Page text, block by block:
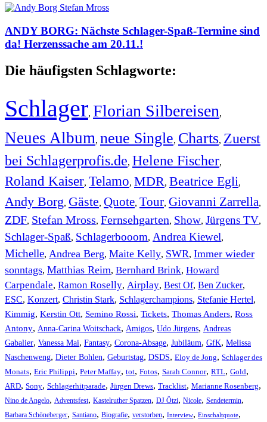
ANDY BORG: Nächste Schlager-Spaß-Termine sind
da! Herzenssache am 20.11.!
Die häufigsten Schlagworte:
Schlager, Florian Silbereisen,
Neues Album, neue Single, Charts, Zuerst
bei Schlagerprofis.de, Helene Fischer,
Roland Kaiser, Telamo, MDR, Beatrice Egli,
Andy Borg, Gäste, Quote, Tour, Giovanni Zarrella,
ZDF, Stefan Mross, Fernsehgarten, Show, Jürgens TV,
Schlager-Spaß, Schlagerbooom, Andrea Kiewel,
Michelle, Andrea Berg, Maite Kelly, SWR, Immer wieder
sonntags, Matthias Reim, Bernhard Brink, Howard
Carpendale, Ramon Roselly, Airplay, Best Of, Ben Zucker,
ESC, Konzert, Christin Stark, Schlagerchampions, Stefanie Hertel,
Kimmig, Kerstin Ott, Semino Rossi, Tickets, Thomas Anders, Ross
Antony, Anna-Carina Woitschack, Amigos, Udo Jürgens, Andreas
Gabalier, Vanessa Mai, Fantasy, Corona-Absage, Jubiläum, GfK, Melissa
Naschenweng, Dieter Bohlen, Geburtstag, DSDS, Eloy de Jong, Schlager des
Monats, Eric Philippi, Peter Maffay, tot, Fotos, Sarah Connor, RTL, Gold,
ARD, Sony, Schlagerhitparade, Jürgen Drews, Tracklist, Marianne Rosenberg,
Nino de Angelo, Adventsfest, Kastelruther Spatzen, DJ Ötzi, Nicole, Sendetermin,
Barbara Schöneberger, Santiano, Biografie, verstorben, Interview, Einschaltquote,